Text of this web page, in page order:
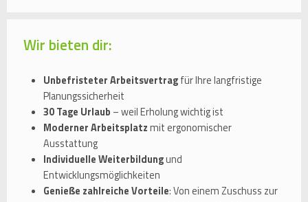
Wir bieten dir:
Unbefristeter Arbeitsvertragfür Ihre langfristige
Planungssicherheit
30 Tage Urlaub – weil Erholung wichtig ist
Moderner Arbeitsplatzmit ergonomischer
Ausstattung
Individuelle Weiterbildungund
Entwicklungsmöglichkeiten
Genieße zahlreiche Vorteile: Von einem Zuschuss zur